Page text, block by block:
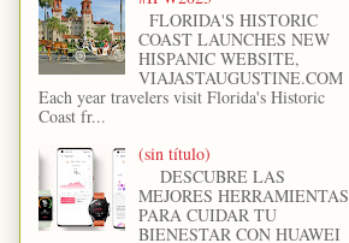
FLORIDA'S HISTORIC
COAST LAUNCHES NEW
HISPANIC WEBSITE,
VIAJASTAUGUSTINE.COM
Each year travelers visit Florida's Historic
Coast fr...
(sin título)
DESCUBRE LAS
MEJORES HERRAMIENTAS
PARA CUIDAR TU
BIENESTAR CON HUAWEI